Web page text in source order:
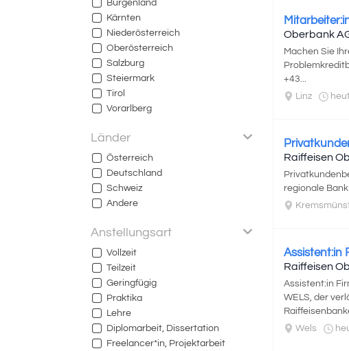
Burgenland
Kärnten
Niederösterreich
Oberösterreich
Salzburg
Steiermark
Tirol
Vorarlberg
Länder
Österreich
Deutschland
Schweiz
Andere
Anstellungsart
Vollzeit
Teilzeit
Geringfügig
Praktika
Lehre
Diplomarbeit, Dissertation
Freelancer*in, Projektarbeit
Oberbank
Machen Sie
+43...
Linz
Raiffeisen
regionale
Assistent:in
Raiffeisen
Assistent:in
WELS, der
Wels